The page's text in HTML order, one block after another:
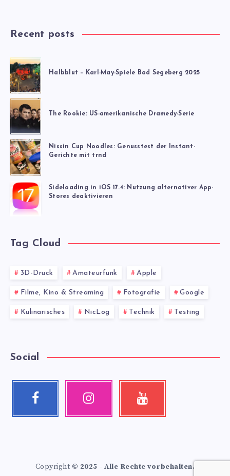
Recent posts
Halbblut – Karl-May-Spiele Bad Segeberg 2025
The Rookie: US-amerikanische Dramedy-Serie
Nissin Cup Noodles: Genusstest der Instant-
Gerichte mit trnd
Sideloading in iOS 17.4: Nutzung alternativer App-
Stores deaktivieren
Tag Cloud
3D-Druck Amateurfunk Apple
Filme, Kino & Streaming Fotografie Google
Kulinarisches NicLog Technik Testing
Social
Facebook Instagram Youtube
Copyright © 2025 - Alle Rechte vorbehalten.